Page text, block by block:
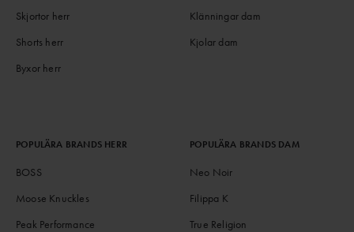
Skjortor herr
Shorts herr
Byxor herr
Klänningar dam
Kjolar dam
POPULÄRA BRANDS HERR
BOSS
Moose Knuckles
Peak Performance
POPULÄRA BRANDS DAM
Neo Noir
Filippa K
True Religion